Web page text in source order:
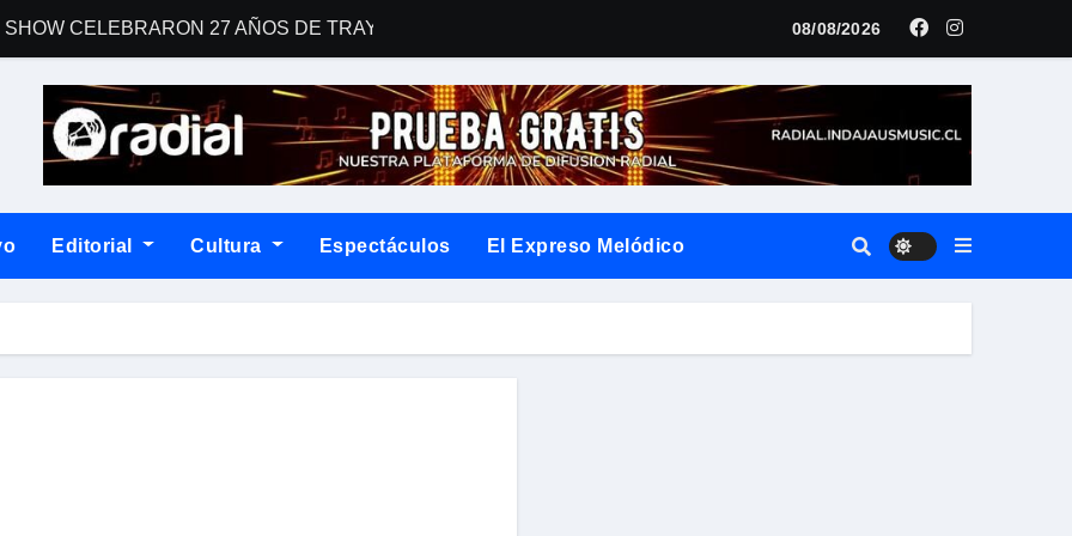
CELEBRARON 27 AÑOS DE TRAYECTORIA CON EL LANZAMIENTO MUNDIAL DE SU «LIVE SESSION #1»
a Country Road Sessions
una gran fiesta dieciochera para celebrar las Fiestas Patrias
Your Consideration Latin Grammy 2026
EN “SOY LA VOZ USA” HOUSTON
08/08/2026
Editorial Cultura Espectáculos El Expreso Melódico